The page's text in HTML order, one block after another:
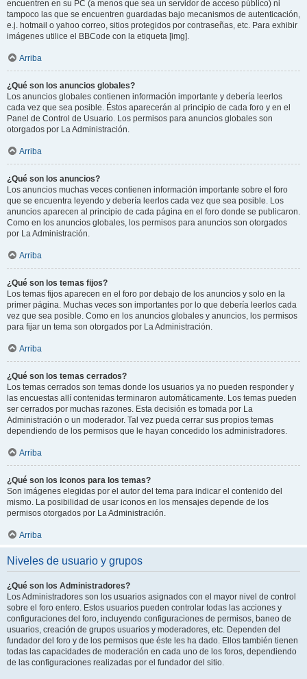
encuentren en su PC (a menos que sea un servidor de acceso público) ni
tampoco las que se encuentren guardadas bajo mecanismos de autenticación,
e.j. hotmail o yahoo correo, sitios protegidos por contraseñas, etc. Para exhibir
imágenes utilice el BBCode con la etiqueta [img].
Arriba
¿Qué son los anuncios globales?
Los anuncios globales contienen información importante y debería leerlos
cada vez que sea posible. Éstos aparecerán al principio de cada foro y en el
Panel de Control de Usuario. Los permisos para anuncios globales son
otorgados por La Administración.
Arriba
¿Qué son los anuncios?
Los anuncios muchas veces contienen información importante sobre el foro
que se encuentra leyendo y debería leerlos cada vez que sea posible. Los
anuncios aparecen al principio de cada página en el foro donde se publicaron.
Como en los anuncios globales, los permisos para anuncios son otorgados
por La Administración.
Arriba
¿Qué son los temas fijos?
Los temas fijos aparecen en el foro por debajo de los anuncios y solo en la
primer página. Muchas veces son importantes por lo que debería leerlos cada
vez que sea posible. Como en los anuncios globales y anuncios, los permisos
para fijar un tema son otorgados por La Administración.
Arriba
¿Qué son los temas cerrados?
Los temas cerrados son temas donde los usuarios ya no pueden responder y
las encuestas allí contenidas terminaron automáticamente. Los temas pueden
ser cerrados por muchas razones. Esta decisión es tomada por La
Administración o un moderador. Tal vez pueda cerrar sus propios temas
dependiendo de los permisos que le hayan concedido los administradores.
Arriba
¿Qué son los iconos para los temas?
Son imágenes elegidas por el autor del tema para indicar el contenido del
mismo. La posibilidad de usar iconos en los mensajes depende de los
permisos otorgados por La Administración.
Arriba
Niveles de usuario y grupos
¿Qué son los Administradores?
Los Administradores son los usuarios asignados con el mayor nivel de control
sobre el foro entero. Estos usuarios pueden controlar todas las acciones y
configuraciones del foro, incluyendo configuraciones de permisos, baneo de
usuarios, creación de grupos usuarios y moderadores, etc. Dependen del
fundador del foro y de los permisos que éste les ha dado. Ellos también tienen
todas las capacidades de moderación en cada uno de los foros, dependiendo
de las configuraciones realizadas por el fundador del sitio.